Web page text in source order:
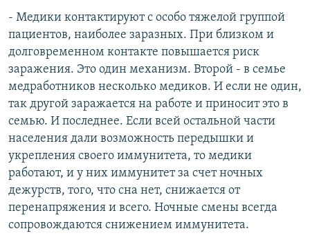
- Медики контактируют с особо тяжелой группой
пациентов, наиболее заразных. При близком и
долговременном контакте повышается риск
заражения. Это один механизм. Второй - в семье
медработников несколько медиков. И если не один,
так другой заражается на работе и приносит это в
семью. И последнее. Если всей остальной части
населения дали возможность передышки и
укрепления своего иммунитета, то медики
работают, и у них иммунитет за счет ночных
дежурств, того, что сна нет, снижается от
перенапряжения и всего. Ночные смены всегда
сопровождаются снижением иммунитета.